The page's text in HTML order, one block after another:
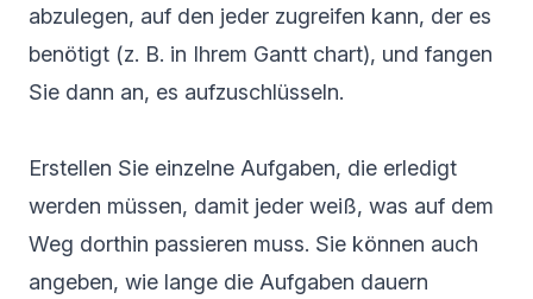
abzulegen, auf den jeder zugreifen kann, der es
benötigt (z. B. in Ihrem Gantt chart), und fangen
Sie dann an, es aufzuschlüsseln.
Erstellen Sie einzelne Aufgaben, die erledigt
werden müssen, damit jeder weiß, was auf dem
Weg dorthin passieren muss. Sie können auch
angeben, wie lange die Aufgaben dauern